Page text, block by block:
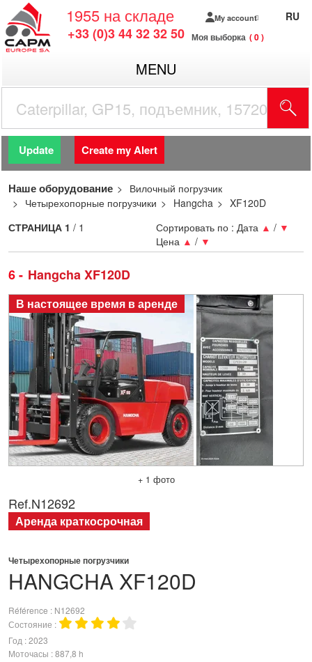
1955 на складе
+33 (0)3 44 32 32 50
My account
Моя выборка 0
RU
MENU
Update Create my Alert
Наше оборудование
Вилочный погрузчик
Четырехопорные погрузчики
Hangcha XF120D
6 Hangcha XF120D
Сортировать по : Дата ▲ / ▼
Цена ▲ / ▼
СТРАНИЦА 1 / 1
В настоящее время в аренде
+ 1 фото
HANGCHA XF120D
Четырехопорные погрузчики
Référence
N12692
Состояние
Год 2023
Моточасы 887,8 h
Ref.N12692
Аренда краткосрочная